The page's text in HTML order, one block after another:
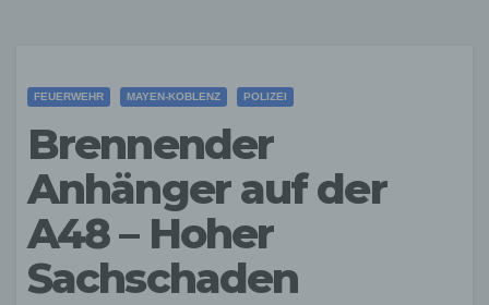
FEUERWEHR MAYEN-KOBLENZ POLIZEI
Brennender
Anhänger auf der
A48 – Hoher
Sachschaden